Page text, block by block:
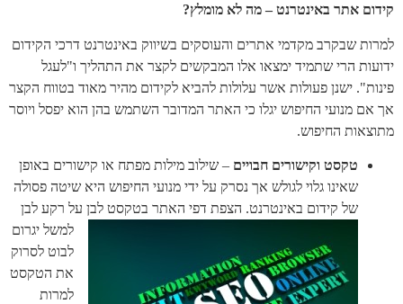
קידום אתר באינטרנט – מה לא מומלץ?
למרות שבקרב מקדמי אתרים והעוסקים בשיווק באינטרנט דרכי הקידום
ידועות הרי שתמיד ימצאו אלו המבקשים לקצר את התהליך ו"לעגל
פינות". ישנן פעולות אשר עלולות להביא לקידום מהיר מאוד בטווח הקצר
אך אם מנועי החיפוש יגלו כי האתר המדובר השתמש בהן הוא יפסל ויוסר
מתוצאות החיפוש.
טקסט וקישורים חבויים – שילוב מילות מפתח או קישורים באופן
שאינו גלוי לגולש אך נסרק על ידי מנועי החיפוש היא שיטה פסולה
של קידום באינטרנט. הצפת דפי האתר בטקסט לבן על רקע לבן
למשל יגרום
לבוט לסרוק
את הטקסט
למרות